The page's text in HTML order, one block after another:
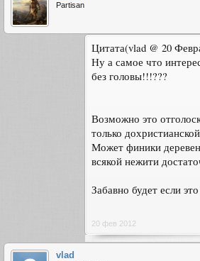
Partisan
Цитата(vlad @ 20
Ну а самое что
без головы!!!???
Возможно это
только
Может финики
всякой нежити
Забавно будет если
20 фев 2012
vlad